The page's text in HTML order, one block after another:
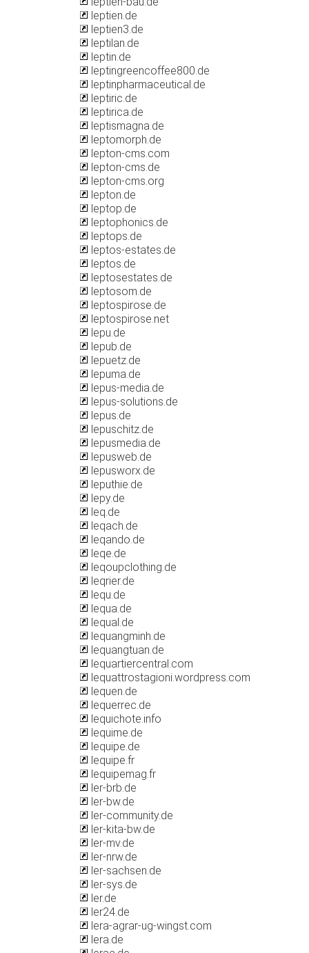
leptien.de
leptien3.de
leptilan.de
leptin.de
leptingreencoffee800.de
leptinpharmaceutical.de
leptiric.de
leptirica.de
leptismagna.de
leptomorph.de
lepton-cms.com
lepton-cms.de
lepton-cms.org
lepton.de
leptop.de
leptophonics.de
leptops.de
leptos-estates.de
leptos.de
leptosestates.de
leptosom.de
leptospirose.de
leptospirose.net
lepu.de
lepub.de
lepuetz.de
lepuma.de
lepus-media.de
lepus-solutions.de
lepus.de
lepuschitz.de
lepusmedia.de
lepusweb.de
lepusworx.de
leputhie.de
lepy.de
leq.de
leqach.de
leqando.de
leqe.de
leqoupclothing.de
leqrier.de
lequ.de
lequa.de
lequal.de
lequangminh.de
lequangtuan.de
lequartiercentral.com
lequattrostagioni.wordpress.com
lequen.de
lequerrec.de
lequichote.info
lequime.de
lequipe.de
lequipe.fr
lequipemag.fr
ler-brb.de
ler-bw.de
ler-community.de
ler-kita-bw.de
ler-mv.de
ler-nrw.de
ler-sachsen.de
ler-sys.de
ler.de
ler24.de
lera-agrar-ug-wingst.com
lera.de